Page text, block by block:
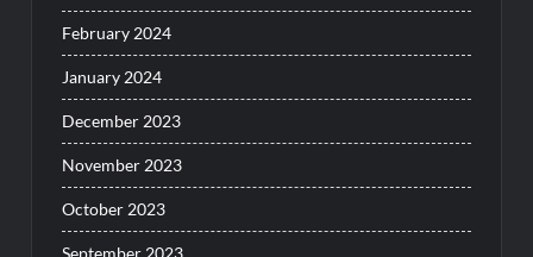
February 2024
January 2024
December 2023
November 2023
October 2023
September 2023